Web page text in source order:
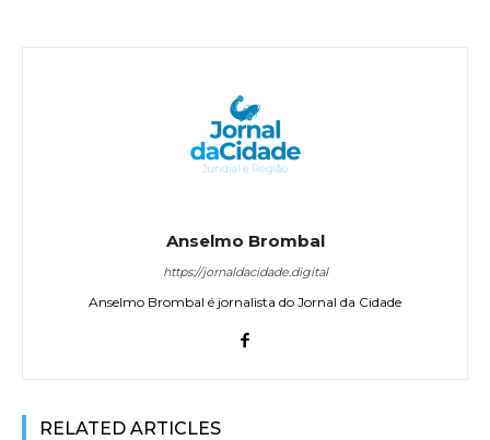
Anselmo Brombal
https://jornaldacidade.digital
Anselmo Brombal é jornalista do Jornal da Cidade
RELATED ARTICLES